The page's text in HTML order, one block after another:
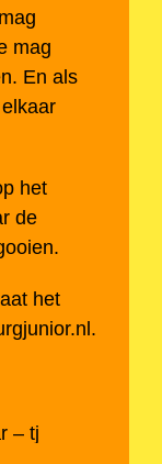
mag
En als
het
de
het